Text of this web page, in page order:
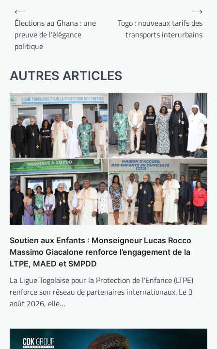
Navigation
de
l’article
⟵
Élections au Ghana : une
preuve de l’élégance
politique
Togo : nouveaux tarifs des
transports interurbains
⟶
AUTRES ARTICLES
Soutien aux Enfants : Monseigneur Lucas Rocco
Massimo Giacalone renforce l’engagement de la
LTPE, MAED et SMPDD
La Ligue Togolaise pour la Protection de l’Enfance (LTPE)
renforce son réseau de partenaires internationaux. Le 3
août 2026, elle…